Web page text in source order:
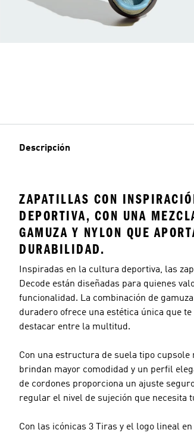
Descripción
ZAPATILLAS CON
DEPORTIVA, CON UNA
GAMUZA Y NYLON QUE
DURABILIDAD.
Inspiradas en la cultura deportiva, las
Decode están diseñadas para quienes
funcionalidad. La combinación de
duradero ofrece una estética única que te
destacar entre la multitud.
Con una estructura de suela tipo cupsole
brindan mayor comodidad y un perfil
de cordones proporciona un ajuste
regular el nivel de sujeción que necesita
Con las icónicas 3 Tiras y el logo lineal